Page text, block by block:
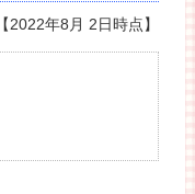
【2022年8月 2日時点】